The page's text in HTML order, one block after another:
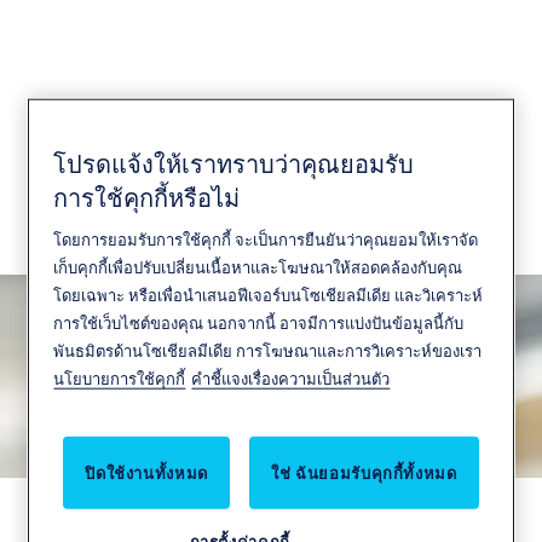
CLIQ Go
จัดการความปลอดภัยของคุณผ่านแอป CLIQ Go เพราะ
ธุรกิจของคุณมีการเปลี่ยนแปลงอยู่ตลอดเวลา
โปรดแจ้งให้เราทราบว่าคุณยอมรับ
การใช้คุกกี้หรือไม่
โดยการยอมรับการใช้คุกกี้ จะเป็นการยืนยันว่าคุณยอมให้เราจัด
เก็บคุกกี้เพื่อปรับเปลี่ยนเนื้อหาและโฆษณาให้สอดคล้องกับคุณ
โดยเฉพาะ หรือเพื่อนำเสนอฟีเจอร์บนโซเชียลมีเดีย และวิเคราะห์
การใช้เว็บไซต์ของคุณ นอกจากนี้ อาจมีการแบ่งปันข้อมูลนี้กับ
พันธมิตรด้านโซเชียลมีเดีย การโฆษณาและการวิเคราะห์ของเรา
นโยบายการใช้คุกกี้ คำชี้แจงเรื่องความเป็นส่วนตัว
ปิดใช้งานทั้งหมด ใช่ ฉันยอมรับคุกกี้ทั้งหมด